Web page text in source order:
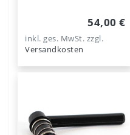
54,00 €
inkl. ges. MwSt. zzgl.
Versandkosten